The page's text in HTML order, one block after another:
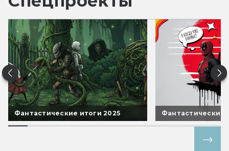
Фантастические итоги 2025 Фантастические